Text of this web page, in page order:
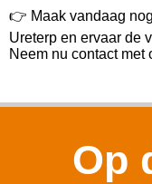
👉 Maak vandaag
Ureterp en ervaar de
Neem nu contact met
Op